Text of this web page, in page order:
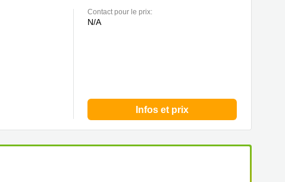
Contact pour le prix:
N/A
Infos et prix